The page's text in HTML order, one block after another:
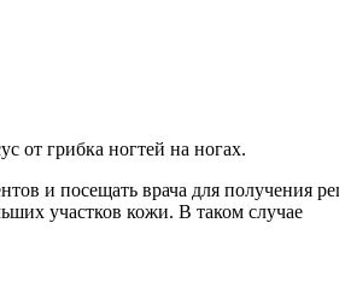
от грибка ногтей на ногах.
и посещать врача для получения
участков кожи. В таком случае